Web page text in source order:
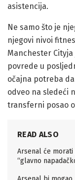
asistencija.
Ne samo što je
njegovi nivoi
Manchester
povrede u
očajna potreba
odveo na sledeći
transferni posao
READ ALSO
Arsenal će
“glavno